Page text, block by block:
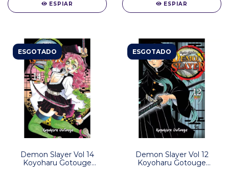
ESPIAR ESPIAR
ESGOTADO
Demon Slayer Vol 14
Koyoharu Gotouge
ESGOTADO
Demon Slayer Vol 12
Koyoharu Gotouge